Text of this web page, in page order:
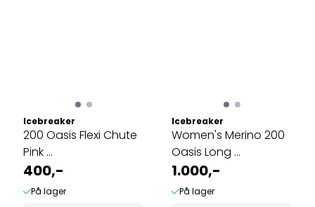
Icebreaker
200 Oasis Flexi Chute
Pink ...
400,-
På lager
Icebreaker
Women's Merino 200
Oasis Long ...
1.000,-
På lager